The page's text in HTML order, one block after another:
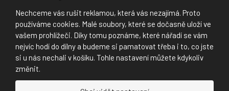
Nechceme vás rušit reklamou, která vás nezajímá. Proto
používáme cookies. Malé soubory, které se dočasně uloží ve
vašem prohlížeči. Díky tomu poznáme, které nářadí se vám
nejvíc hodí do dílny a budeme si pamatovat třeba i to, co jste
si u nás nechali v košíku. Tohle nastavení můžete kdykoliv
změnit.
Kontakt
© 2026, Škaloud s.r.o.